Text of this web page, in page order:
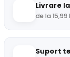
Livrare
de la
Suport